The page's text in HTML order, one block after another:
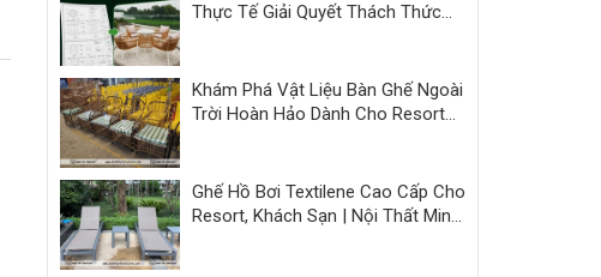
Thực Tế Giải Quyết Thách Thức
Khám Phá Vật Liệu Bàn Ghế Ngoài
Trời Hoàn Hảo Dành Cho Resort
Ghế Hồ Bơi Textilene Cao Cấp Cho
Resort, Khách Sạn | Nội Thất Minh